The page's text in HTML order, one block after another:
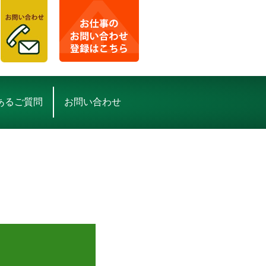
るご質問 お問い合わせ